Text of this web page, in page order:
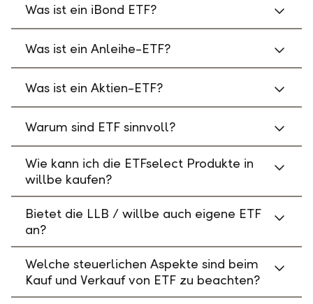
Was ist ein iBond ETF?
Was ist ein Anleihe-ETF?
Was ist ein Aktien-ETF?
Warum sind ETF sinnvoll?
Wie kann ich die ETFselect Produkte in
willbe kaufen?
Bietet die LLB / willbe auch eigene ETF
an?
Welche steuerlichen Aspekte sind beim
Kauf und Verkauf von ETF zu beachten?